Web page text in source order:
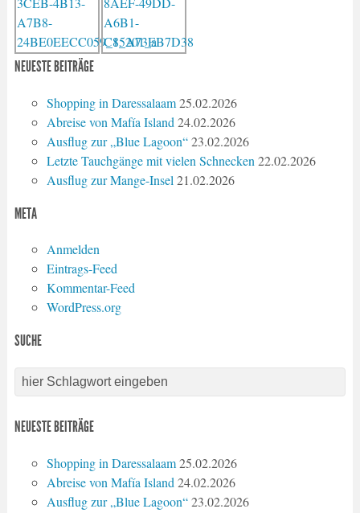
NEUESTE BEITRÄGE
Shopping in Daressalaam 25.02.2026
Abreise von Mafía Island 24.02.2026
Ausflug zur „Blue Lagoon“ 23.02.2026
Letzte Tauchgänge mit vielen Schnecken 22.02.2026
Ausflug zur Mange-Insel 21.02.2026
META
Anmelden
Eintrags-Feed
Kommentar-Feed
WordPress.org
SUCHE
NEUESTE BEITRÄGE
Shopping in Daressalaam 25.02.2026
Abreise von Mafía Island 24.02.2026
Ausflug zur „Blue Lagoon“ 23.02.2026